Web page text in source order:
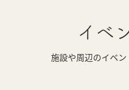
イベ
施設や周辺のイベン